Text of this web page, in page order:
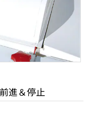
進＆停止